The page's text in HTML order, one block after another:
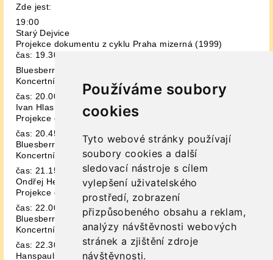
Používáme soubory
cookies
Tyto webové stránky používají
soubory cookies a další
sledovací nástroje s cílem
vylepšení uživatelského
prostředí, zobrazení
přizpůsobeného obsahu a reklam,
analýzy návštěvnosti webových
stránek a zjištění zdroje
návštěvnosti.
Zde jest:
19:00
Starý Dejvice
Projekce dokumentu z cyklu Praha mizerná (1999)
čas: 19.30
Bluesberry
Koncertní set legendy českého blues
čas: 20.00
Ivan Hlas
Projekce dokumentu z cyklu Kdo je kdo (1993)
čas: 20.45
Bluesberry
Koncertní set legendy českého blues
čas: 21.15
Ondřej Hejma
Projekce dokumentu z cyklu Kdo je kdo (1995)
čas: 22.00
Bluesberry
Koncertní set legendy českého blues
čas: 22.30
Hanspaulská scéna